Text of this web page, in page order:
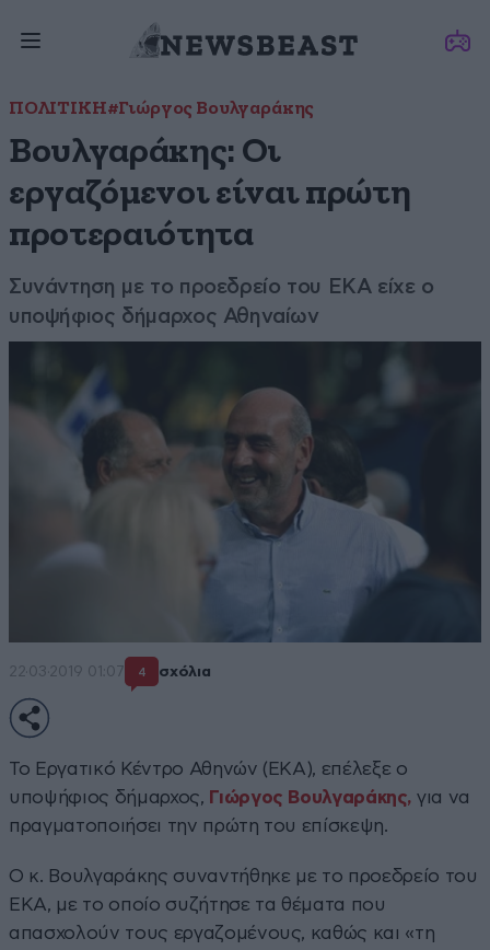
ΠΟΛΙΤΙΚΗ#Γιώργος Βουλγαράκης
Βουλγαράκης: Οι
εργαζόμενοι είναι πρώτη
προτεραιότητα
Συνάντηση με το προεδρείο του ΕΚΑ είχε ο
υποψήφιος δήμαρχος Αθηναίων
22·03·2019 01:07 4 σχόλια
Το Εργατικό Κέντρο Αθηνών (ΕΚΑ), επέλεξε ο
υποψήφιος δήμαρχος, Γιώργος Βουλγαράκης, για να
πραγματοποιήσει την πρώτη του επίσκεψη.
Ο κ. Βουλγαράκης συναντήθηκε με το προεδρείο του
ΕΚΑ, με το οποίο συζήτησε τα θέματα που
απασχολούν τους εργαζομένους, καθώς και «τη